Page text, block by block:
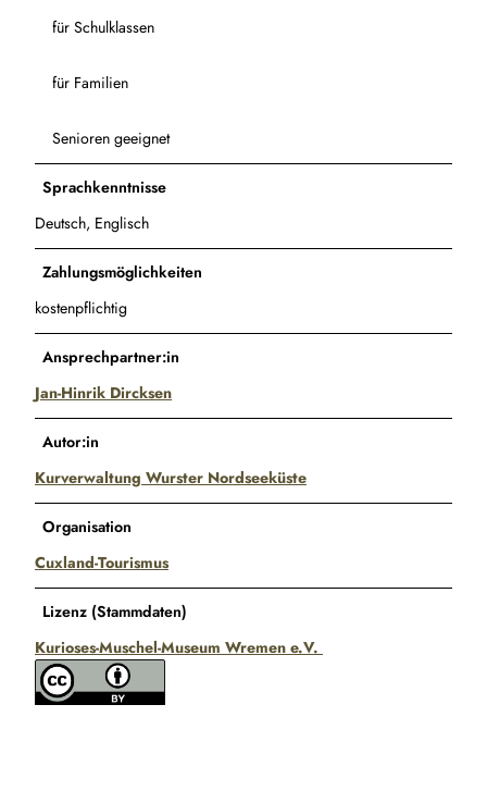
für Schulklassen
für Familien
Senioren geeignet
Sprachkenntnisse
Deutsch, Englisch
Zahlungsmöglichkeiten
kostenpflichtig
Ansprechpartner:in
Jan-Hinrik Dircksen
Autor:in
Kurverwaltung Wurster Nordseeküste
Organisation
Cuxland-Tourismus
Lizenz (Stammdaten)
Kurioses-Muschel-Museum Wremen e.V.